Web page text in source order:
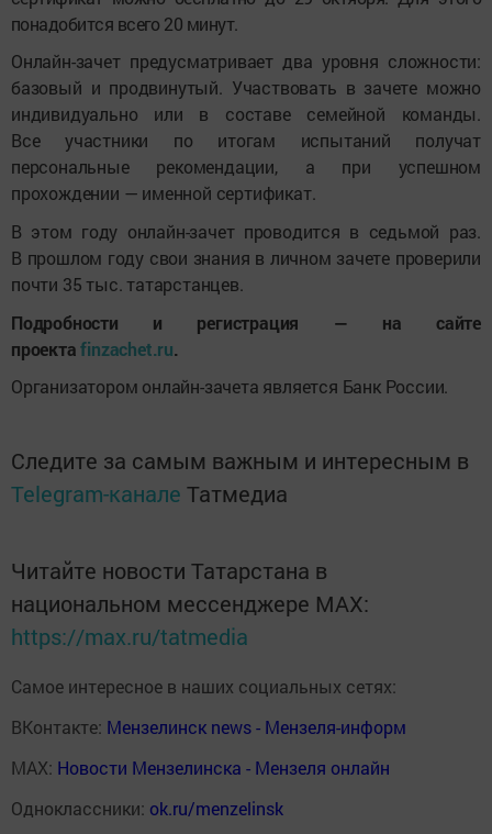
понадобится всего 20 минут.
Онлайн-зачет предусматривает два уровня сложности:
базовый и продвинутый. Участвовать в зачете можно
индивидуально или в составе семейной команды.
Все участники по итогам испытаний получат
персональные рекомендации, а при успешном
прохождении — именной сертификат.
В этом году онлайн-зачет проводится в седьмой раз.
В прошлом году свои знания в личном зачете проверили
почти 35 тыс. татарстанцев.
Подробности и регистрация — на сайте
проектаfinzachet.ru.
Организатором онлайн-зачета является Банк России.
Следите за самым важным и интересным в
Telegram-канале Татмедиа
Читайте новости Татарстана в
национальном мессенджере MАХ:
https://max.ru/tatmedia
Самое интересное в наших социальных сетях:
ВКонтакте: Мензелинск news - Мензеля-информ
MAX: Новости Мензелинска - Мензеля онлайн
Одноклассники: ok.ru/menzelinsk